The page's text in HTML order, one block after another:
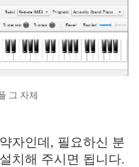
그 자체
자인데, 필요하신 분
치해 주시면 됩니다.